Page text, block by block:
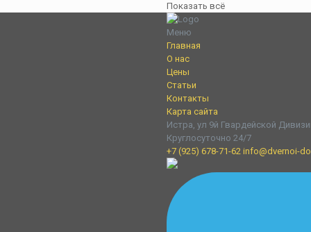
Показать всё
Меню
Главная
О нас
Цены
Статьи
Контакты
Карта сайта
Истра, ул 9й Гвардейской
Круглосуточно 24/7
+7 (925) 678-71-62 info@dvernoi-